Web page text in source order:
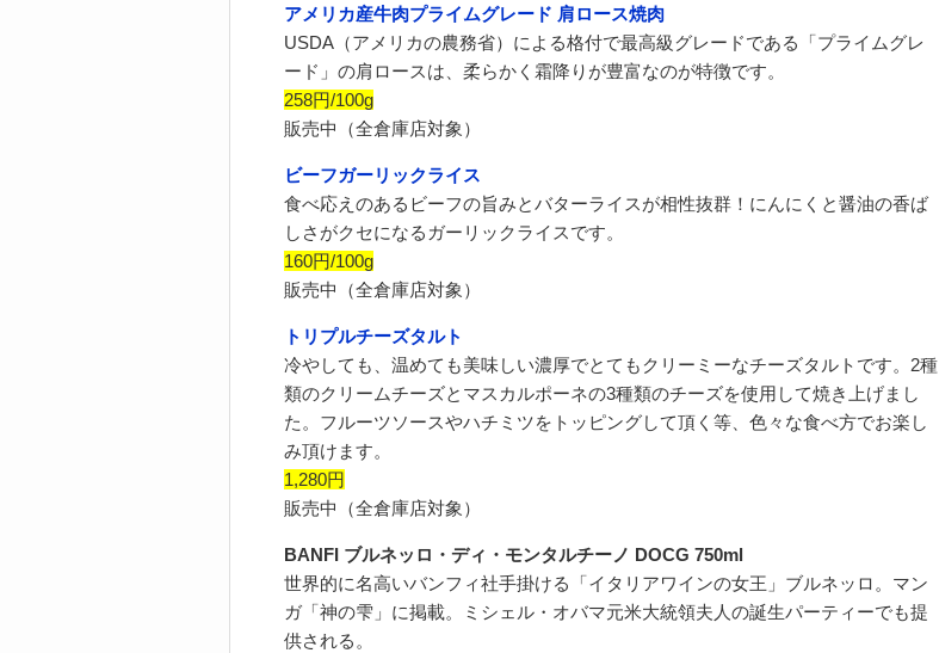
アメリカ産牛肉プライムグレード 肩ロース焼肉
USDA（アメリカの農務省）による格付で最高級グレードである「プライムグレ
ード」の肩ロースは、柔らかく霜降りが豊富なのが特徴です。
258円/100g
販売中（全倉庫店対象）
ビーフガーリックライス
食べ応えのあるビーフの旨みとバターライスが相性抜群！にんにくと醤油の香ば
しさがクセになるガーリックライスです。
160円/100g
販売中（全倉庫店対象）
トリプルチーズタルト
冷やしても、温めても美味しい濃厚でとてもクリーミーなチーズタルトです。2種
類のクリームチーズとマスカルポーネの3種類のチーズを使用して焼き上げまし
た。フルーツソースやハチミツをトッピングして頂く等、色々な食べ方でお楽し
み頂けます。
1,280円
販売中（全倉庫店対象）
BANFI ブルネッロ・ディ・モンタルチーノ DOCG 750ml
世界的に名高いバンフィ社手掛ける「イタリアワインの女王」ブルネッロ。マン
ガ「神の雫」に掲載。ミシェル・オバマ元米大統領夫人の誕生パーティーでも提
供される。